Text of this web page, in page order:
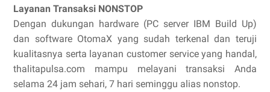
Layanan Transaksi NONSTOP
Dengan dukungan hardware (PC server IBM Build Up)
dan software OtomaX yang sudah terkenal dan teruji
kualitasnya serta layanan customer service yang handal,
thalitapulsa.com mampu melayani transaksi Anda
selama 24 jam sehari, 7 hari seminggu alias nonstop.